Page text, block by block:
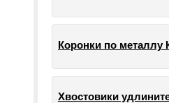
Коронки по
Хвостовики